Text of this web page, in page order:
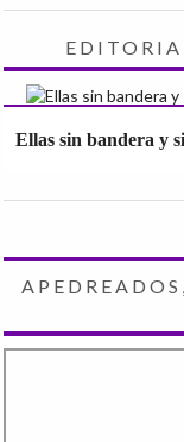
Ellas sin bandera y